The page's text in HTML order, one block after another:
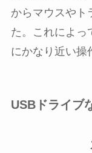
からマウスやト
た。これによっ
にかなり近い操
USBドライブ